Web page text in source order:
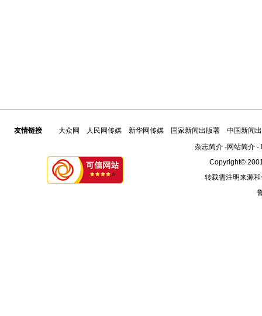
友情链接 大众网 人民网传媒 新华网传媒 国家新闻出版署
中国新闻
杂志简介-网站简介-
Copyright©
转载需注明来源